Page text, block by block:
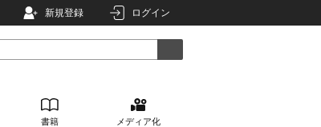
新規登録 ログイン
書籍 メディア化